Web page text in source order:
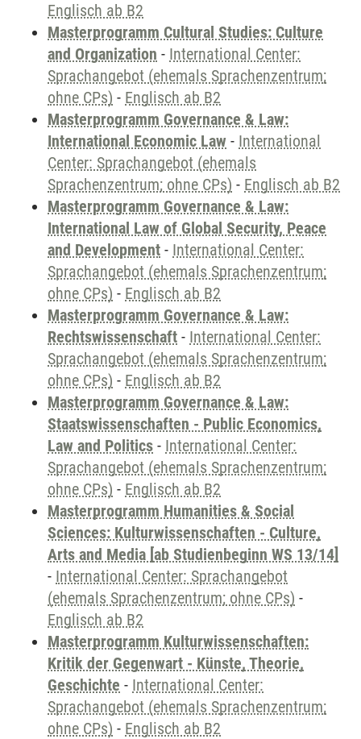
Englisch ab B2
Masterprogramm Cultural Studies: Culture
and Organization - International Center:
Sprachangebot (ehemals Sprachenzentrum;
ohne CPs) - Englisch ab B2
Masterprogramm Governance & Law:
International Economic Law - International
Center: Sprachangebot (ehemals
Sprachenzentrum; ohne CPs) - Englisch ab B2
Masterprogramm Governance & Law:
International Law of Global Security, Peace
and Development - International Center:
Sprachangebot (ehemals Sprachenzentrum;
ohne CPs) - Englisch ab B2
Masterprogramm Governance & Law:
Rechtswissenschaft - International Center:
Sprachangebot (ehemals Sprachenzentrum;
ohne CPs) - Englisch ab B2
Masterprogramm Governance & Law:
Staatswissenschaften - Public Economics,
Law and Politics - International Center:
Sprachangebot (ehemals Sprachenzentrum;
ohne CPs) - Englisch ab B2
Masterprogramm Humanities & Social
Sciences: Kulturwissenschaften - Culture,
Arts and Media [ab Studienbeginn WS 13/14]
- International Center: Sprachangebot
(ehemals Sprachenzentrum; ohne CPs) -
Englisch ab B2
Masterprogramm Kulturwissenschaften:
Kritik der Gegenwart - Künste, Theorie,
Geschichte - International Center:
Sprachangebot (ehemals Sprachenzentrum;
ohne CPs) - Englisch ab B2